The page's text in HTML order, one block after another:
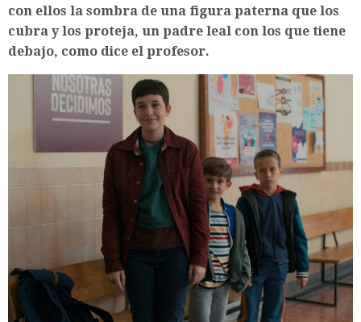
con ellos la sombra de una figura paterna que los
cubra y los proteja, un padre leal con los que tiene
debajo, como dice el profesor.